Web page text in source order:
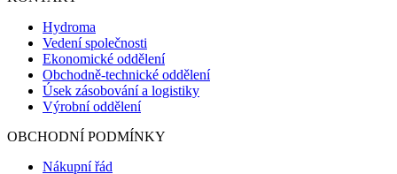
Hydroma
Vedení společnosti
Ekonomické oddělení
Obchodně-technické oddělení
Úsek zásobování a logistiky
Výrobní oddělení
OBCHODNÍ PODMÍNKY
Nákupní řád